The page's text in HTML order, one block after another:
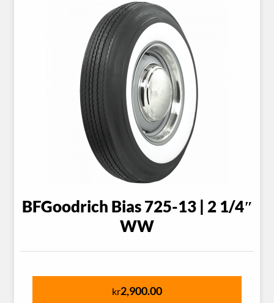
BFGoodrich Bias 725-13 | 2 1/4″
WW
kr2,900.00